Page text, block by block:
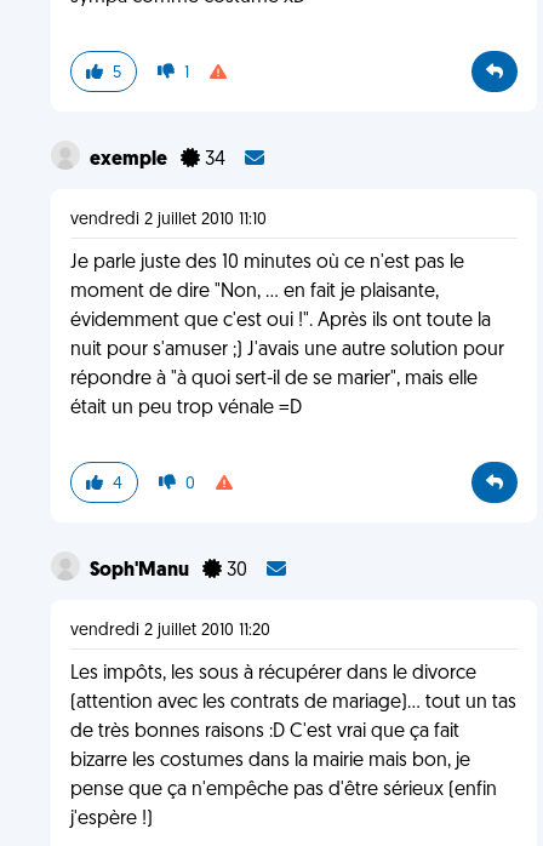
5 1
exemple 34
vendredi 2 juillet 2010 11:10
Je parle juste des 10 minutes où ce n'est pas le
moment de dire "Non, … en fait je plaisante,
évidemment que c'est oui !". Après ils ont toute la
nuit pour s'amuser ;) J'avais une autre solution pour
répondre à "à quoi sert-il de se marier", mais elle
était un peu trop vénale =D
4 0
Soph'Manu 30
vendredi 2 juillet 2010 11:20
Les impôts, les sous à récupérer dans le divorce
(attention avec les contrats de mariage)... tout un tas
de très bonnes raisons :D C'est vrai que ça fait
bizarre les costumes dans la mairie mais bon, je
pense que ça n'empêche pas d'être sérieux (enfin
j'espère !)